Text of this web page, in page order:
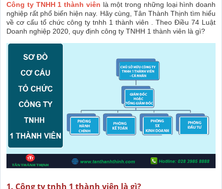
Công ty TNHH 1 thành viên là một trong những loại hình doanh
nghiệp rất phổ biến hiện nay. Hãy cùng, Tân Thành Thịnh tìm hiểu
về cơ cấu tổ chức công ty tnhh 1 thành viên . Theo Điều 74 Luật
Doanh nghiệp 2020, quy định công ty TNHH 1 thành viên là gì?
1. Công ty tnhh 1 thành viên là gì?